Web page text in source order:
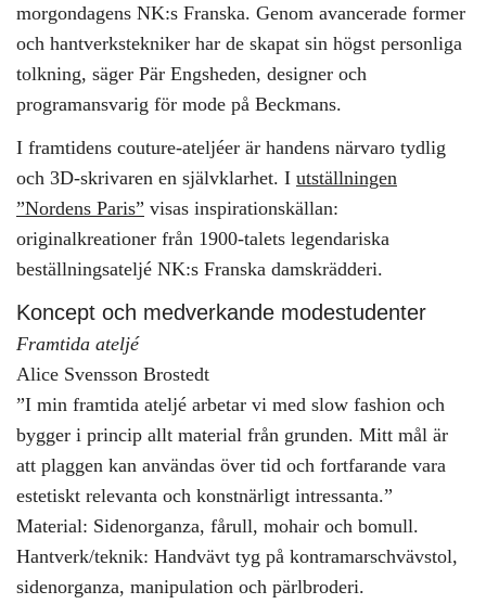
morgondagens NK:s Franska. Genom avancerade former
och hantverkstekniker har de skapat sin högst personliga
tolkning, säger Pär Engsheden, designer och
programansvarig för mode på Beckmans.
I framtidens couture-ateljéer är handens närvaro tydlig
och 3D-skrivaren en självklarhet. I utställningen
”Nordens Paris” visas inspirationskällan:
originalkreationer från 1900-talets legendariska
beställningsateljé NK:s Franska damskrädderi.
Koncept och medverkande modestudenter
Framtida ateljé
Alice Svensson Brostedt
”I min framtida ateljé arbetar vi med slow fashion och
bygger i princip allt material från grunden. Mitt mål är
att plaggen kan användas över tid och fortfarande vara
estetiskt relevanta och konstnärligt intressanta.”
Material: Sidenorganza, fårull, mohair och bomull.
Hantverk/teknik: Handvävt tyg på kontramarschvävstol,
sidenorganza, manipulation och pärlbroderi.